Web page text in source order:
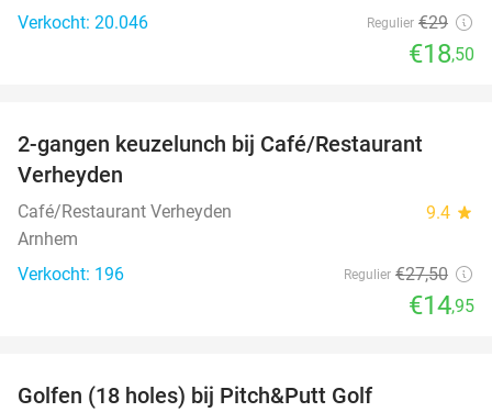
Verkocht: 20.046
Regulier €29
€18,50
2-gangen keuzelunch bij Café/Restaurant
Verheyden
Café/Restaurant Verheyden 9.4 star
Arnhem
Verkocht: 196
Regulier €27,50
€14,95
Golfen (18 holes) bij Pitch&Putt Golf